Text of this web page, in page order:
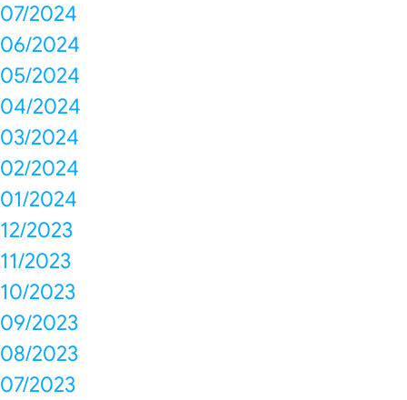
07/2024
06/2024
05/2024
04/2024
03/2024
02/2024
01/2024
12/2023
11/2023
10/2023
09/2023
08/2023
07/2023